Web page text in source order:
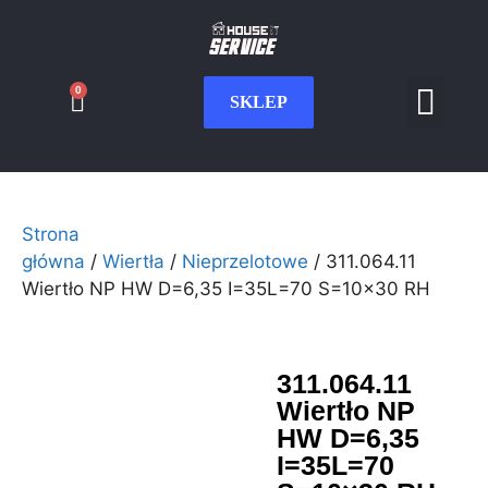
SKLEP
0
Strona
główna / Wiertła / Nieprzelotowe / 311.064.11
Wiertło NP HW D=6,35 I=35L=70 S=10×30 RH
311.064.11
Wiertło NP
HW D=6,35
I=35L=70